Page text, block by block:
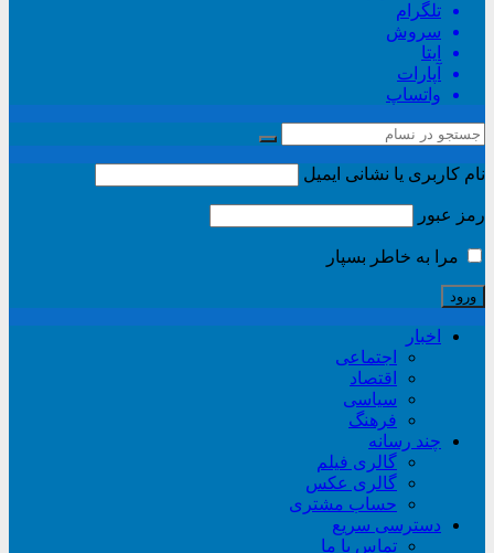
تلگرام
سروش
ایتا
آپارات
واتساپ
نام کاربری یا نشانی ایمیل
رمز عبور
مرا به خاطر بسپار
اخبار
اجتماعی
اقتصاد
سیاسی
فرهنگ
چند رسانه
گالری فیلم
گالری عکس
حساب مشتری
دسترسی سریع
تماس با ما